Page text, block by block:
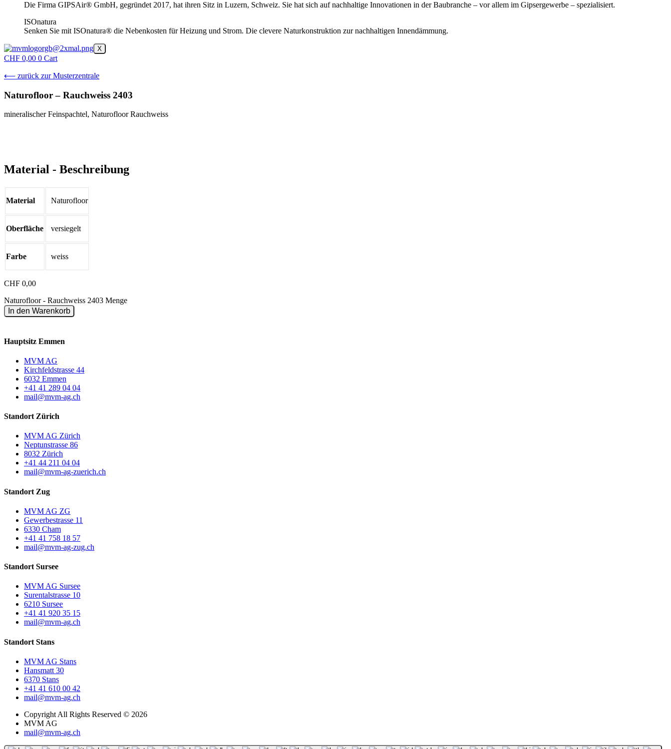
Die Firma GIPSAir® GmbH, gegründet 2017, hat ihren Sitz in Luzern, Schweiz. Sie hat sich auf nachhaltige Innovationen in der Baubranche – vor allem im Gipsergewerbe – spezialisiert.
ISOnatura
Senken Sie mit ISOnatura® die Nebenkosten für Heizung und Strom. Die clevere Naturkonstruktion zur nachhaltigen Innendämmung.
X
CHF 0,00 0 Cart
⟵ zurück zur Musterzentrale
Naturofloor – Rauchweiss 2403
mineralischer Feinspachtel, Naturofloor Rauchweiss
Material - Beschreibung
Material Naturofloor
Oberfläche versiegelt
Farbe weiss
CHF 0,00
Naturofloor - Rauchweiss 2403 Menge
In den Warenkorb
Hauptsitz Emmen
MVM AG
Kirchfeldstrasse 44
6032 Emmen
+41 41 289 04 04
mail@mvm-ag.ch
Standort Zürich
MVM AG Zürich
Neptunstrasse 86
8032 Zürich
+41 44 211 04 04
mail@mvm-ag-zuerich.ch
Standort Zug
MVM AG ZG
Gewerbestrasse 11
6330 Cham
+41 41 758 18 57
mail@mvm-ag-zug.ch
Standort Sursee
MVM AG Sursee
Surentalstrasse 10
6210 Sursee
+41 41 920 35 15
mail@mvm-ag.ch
Standort Stans
MVM AG Stans
Hansmatt 30
6370 Stans
+41 41 610 00 42
mail@mvm-ag.ch
Copyright All Rights Reserved © 2026
MVM AG
mail@mvm-ag.ch